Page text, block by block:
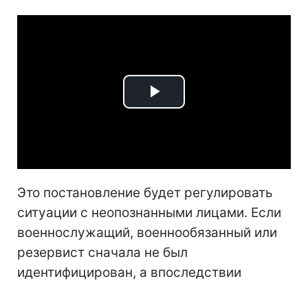
Play
Это постановление будет регулировать
ситуации с неопознанными лицами. Если
военнослужащий, военнообязанный или
резервист сначала не был
идентифицирован, а впоследствии